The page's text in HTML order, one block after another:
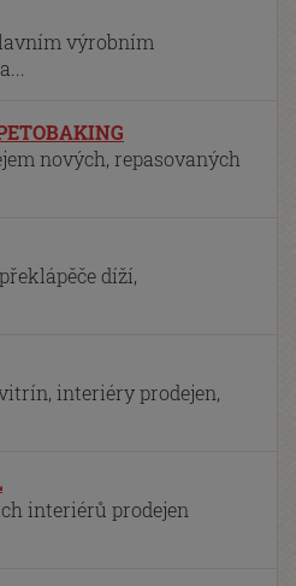
výrobním
nových, repasovaných
díží,
interiéry prodejen,
interiérů prodejen